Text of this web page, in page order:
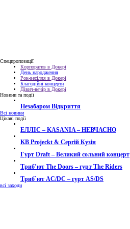
Спецпропозиції
Корпоратив в Докері
День народження
Рок-весілля в Докері
Благодійні концерти
Дівич-вечір в Докері
Новини та події
Незабаром Відкриття
Всі новини
Цікаві події
ЕЛЛІС – KASANIA – НЕВЧАСНО
KB Projeckt & Сергій Кузін
Гурт Draft – Великий сольний концерт
Трибʼют The Doors – гурт The Riders
Триб`ют AC/DC – гурт AS/DS
всі заходи